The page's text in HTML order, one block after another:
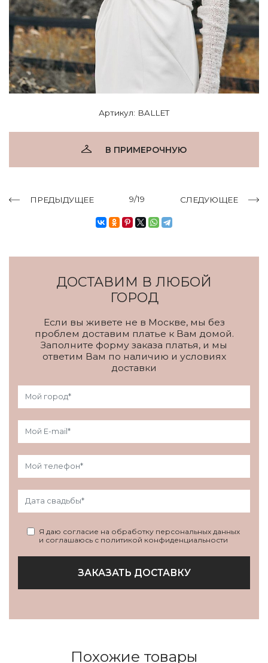
Артикул: BALLET
В ПРИМЕРОЧНУЮ
ПРЕДЫДУЩЕЕ 9/19 СЛЕДУЮЩЕЕ
ДОСТАВИМ В ЛЮБОЙ
ГОРОД
Если вы живете не в Москве, мы без
проблем доставим платье к Вам домой.
Заполните форму заказа платья, и мы
ответим Вам по наличию и условиях
доставки
Я даю согласие на обработку персональных данных
и соглашаюсь с политикой конфиденциальности
ЗАКАЗАТЬ ДОСТАВКУ
Похожие товары